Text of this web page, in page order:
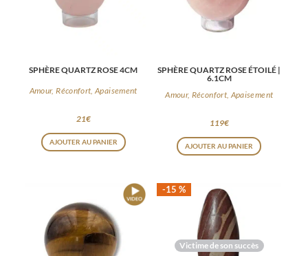
SPHÈRE QUARTZ ROSE 4CM
Amour, Réconfort, Apaisement
21€
AJOUTER AU PANIER
SPHÈRE QUARTZ ROSE ÉTOILÉ |
6.1CM
Amour, Réconfort, Apaisement
119€
AJOUTER AU PANIER
Victime de son succès
-15 %